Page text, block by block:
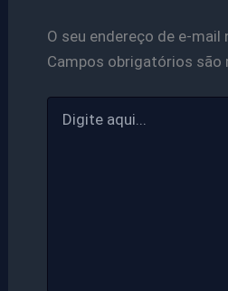
O seu endereço de e-mail
Campos obrigatórios são
aqui...